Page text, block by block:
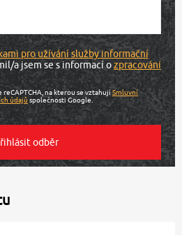
pro užívání služby informační
a jsem se s informací ozpracování
na kterou se vztahujíSmluvní
údajů společnosti Google.